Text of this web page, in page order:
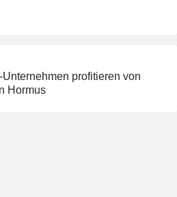
profitieren von
Hormus